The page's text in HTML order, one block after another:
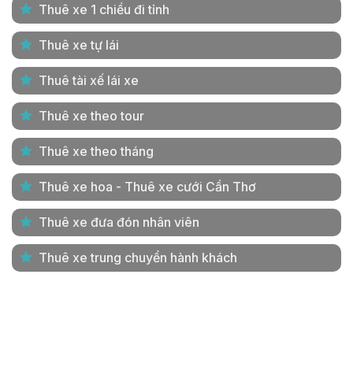
Thuê xe 1 chiều đi tỉnh
Thuê xe tự lái
Thuê tài xế lái xe
Thuê xe theo tour
Thuê xe theo tháng
Thuê xe hoa - Thuê xe cưới Cần Thơ
Thuê xe đưa đón nhân viên
Thuê xe trung chuyển hành khách